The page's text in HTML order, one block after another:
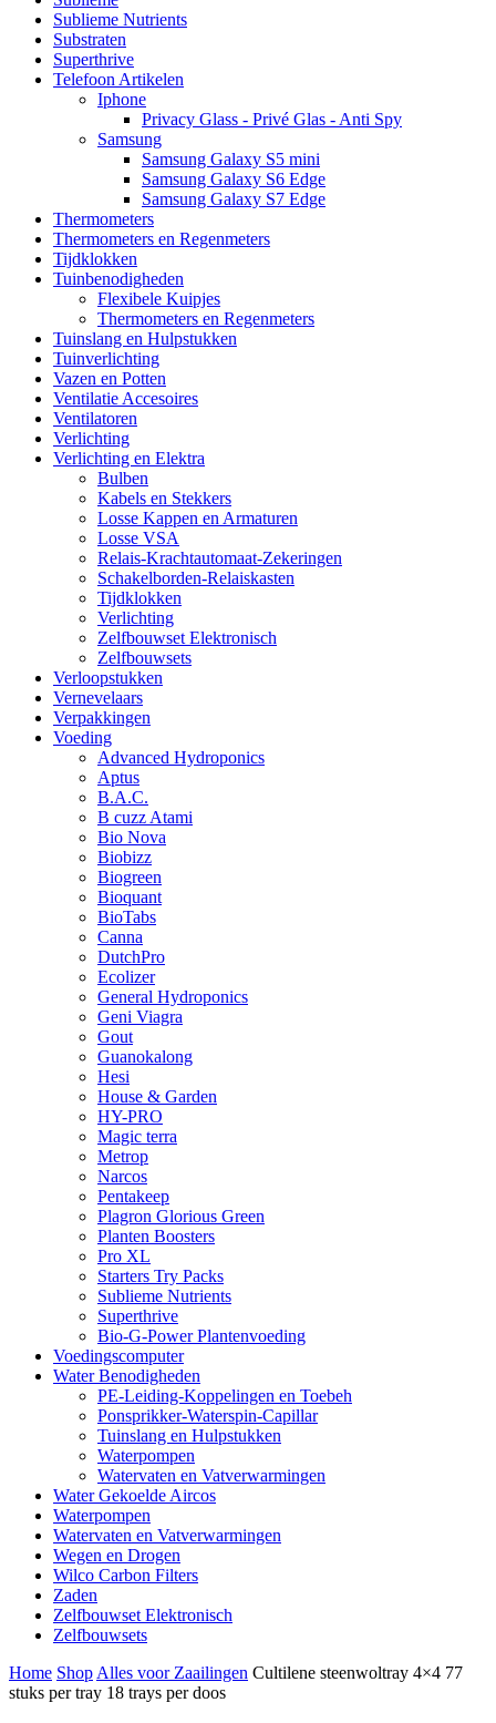
Sublieme Nutrients
Substraten
Superthrive
Telefoon Artikelen
Iphone
Privacy Glass - Privé Glas - Anti Spy
Samsung
Samsung Galaxy S5 mini
Samsung Galaxy S6 Edge
Samsung Galaxy S7 Edge
Thermometers
Thermometers en Regenmeters
Tijdklokken
Tuinbenodigheden
Flexibele Kuipjes
Thermometers en Regenmeters
Tuinslang en Hulpstukken
Tuinverlichting
Vazen en Potten
Ventilatie Accesoires
Ventilatoren
Verlichting
Verlichting en Elektra
Bulben
Kabels en Stekkers
Losse Kappen en Armaturen
Losse VSA
Relais-Krachtautomaat-Zekeringen
Schakelborden-Relaiskasten
Tijdklokken
Verlichting
Zelfbouwset Elektronisch
Zelfbouwsets
Verloopstukken
Vernevelaars
Verpakkingen
Voeding
Advanced Hydroponics
Aptus
B.A.C.
B cuzz Atami
Bio Nova
Biobizz
Biogreen
Bioquant
BioTabs
Canna
DutchPro
Ecolizer
General Hydroponics
Geni Viagra
Gout
Guanokalong
Hesi
House & Garden
HY-PRO
Magic terra
Metrop
Narcos
Pentakeep
Plagron Glorious Green
Planten Boosters
Pro XL
Starters Try Packs
Sublieme Nutrients
Superthrive
Bio-G-Power Plantenvoeding
Voedingscomputer
Water Benodigheden
PE-Leiding-Koppelingen en Toebeh
Ponsprikker-Waterspin-Capillar
Tuinslang en Hulpstukken
Waterpompen
Watervaten en Vatverwarmingen
Water Gekoelde Aircos
Waterpompen
Watervaten en Vatverwarmingen
Wegen en Drogen
Wilco Carbon Filters
Zaden
Zelfbouwset Elektronisch
Zelfbouwsets
Home Shop Alles voor Zaailingen Cultilene steenwoltray 4×4 77
stuks per tray 18 trays per doos